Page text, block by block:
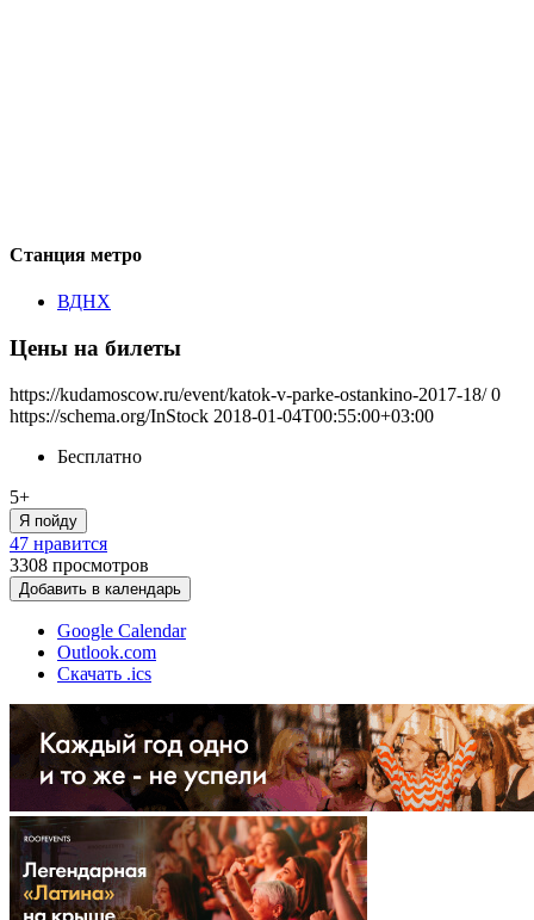
Станция метро
ВДНХ
Цены на билеты
https://kudamoscow.ru/event/katok-v-parke-ostankino-2017-18/ 0
https://schema.org/InStock 2018-01-04T00:55:00+03:00
Бесплатно
5+
Я пойду
47 нравится
3308 просмотров
Добавить в календарь
Google Calendar
Outlook.com
Скачать .ics